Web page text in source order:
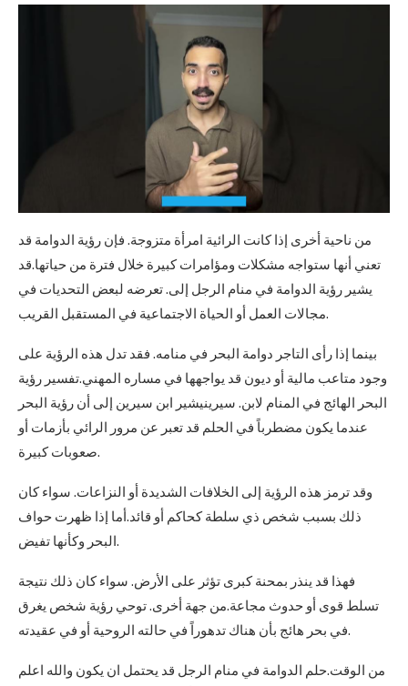
من ناحية أخرى إذا كانت الرائية امرأة متزوجة. فإن رؤية الدوامة قد
تعني أنها ستواجه مشكلات ومؤامرات كبيرة خلال فترة من حياتها.قد
يشير رؤية الدوامة في منام الرجل إلى. تعرضه لبعض التحديات في
مجالات العمل أو الحياة الاجتماعية في المستقبل القريب.
بينما إذا رأى التاجر دوامة البحر في منامه. فقد تدل هذه الرؤية على
وجود متاعب مالية أو ديون قد يواجهها في مساره المهني.تفسير رؤية
البحر الهائج في المنام لابن. سيرينيشير ابن سيرين إلى أن رؤية البحر
عندما يكون مضطرباً في الحلم قد تعبر عن مرور الرائي بأزمات أو
صعوبات كبيرة.
وقد ترمز هذه الرؤية إلى الخلافات الشديدة أو النزاعات. سواء كان
ذلك بسبب شخص ذي سلطة كحاكم أو قائد.أما إذا ظهرت حواف
البحر وكأنها تفيض.
فهذا قد ينذر بمحنة كبرى تؤثر على الأرض. سواء كان ذلك نتيجة
تسلط قوى أو حدوث مجاعة.من جهة أخرى. توحي رؤية شخص يغرق
في بحر هائج بأن هناك تدهوراً في حالته الروحية أو في عقيدته.
من الوقت.حلم الدوامة في منام الرجل قد يحتمل ان يكون والله اعلم